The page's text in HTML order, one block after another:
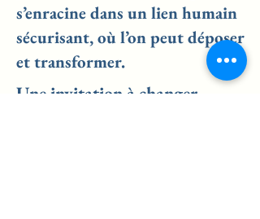
s’enracine dans un lien humain
sécurisant, où l’on peut déposer
et transformer.
Une invitation à changer